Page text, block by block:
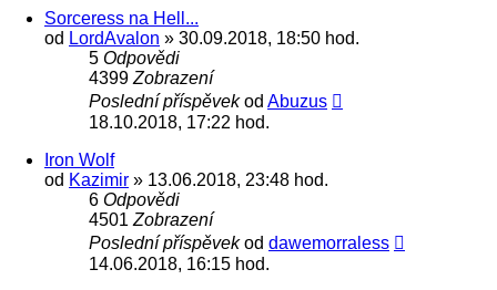
Sorceress na Hell...
od LordAvalon » 30.09.2018, 18:50 hod.
5 Odpovědi
4399 Zobrazení
Poslední příspěvekod Abuzus
18.10.2018, 17:22 hod.
Iron Wolf
od Kazimir » 13.06.2018, 23:48 hod.
6 Odpovědi
4501 Zobrazení
Poslední příspěvekod dawemorraless
14.06.2018, 16:15 hod.